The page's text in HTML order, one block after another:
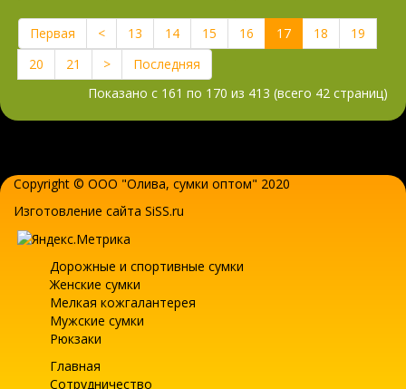
Первая < 13 14 15 16 17 18
19
20
21 >
Последняя
Показано с 161 по 170 из 413 (всего 42 страниц)
Copyright © ООО "Олива, сумки оптом" 2020
Изготовление сайта SiSS.ru
Дорожные и спортивные сумки
Женские сумки
Мелкая кожгалантерея
Мужские сумки
Рюкзаки
Главная
Сотрудничество